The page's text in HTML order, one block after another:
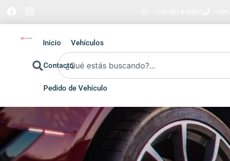
Inicio Vehículos
Contacto
Pedido de Vehículo